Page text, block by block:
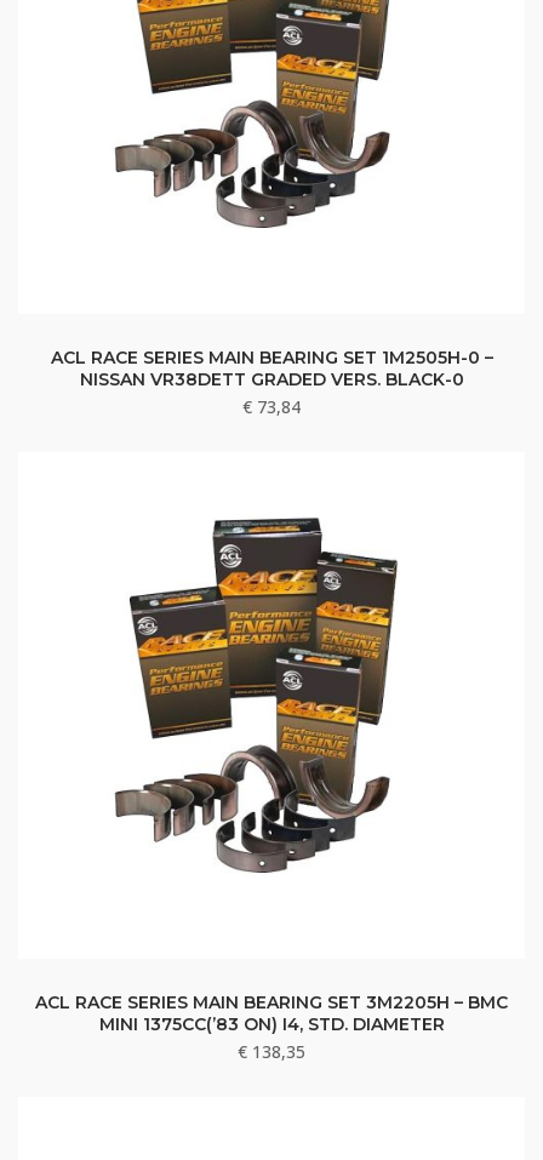
ACL RACE SERIES MAIN BEARING SET 1M2505H-0 –
NISSAN VR38DETT GRADED VERS. BLACK-0
€ 73,84
ACL RACE SERIES MAIN BEARING SET 3M2205H – BMC
MINI 1375CC(’83 ON) I4, STD. DIAMETER
€ 138,35